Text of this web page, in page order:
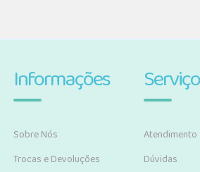
Informações
Sobre Nós
Trocas e Devoluções
Atendimento
Dúvidas